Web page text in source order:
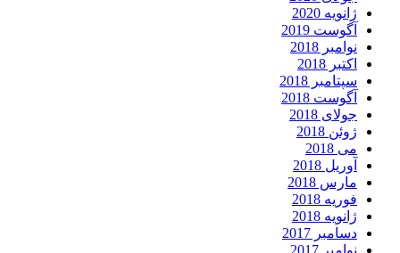
ژانویه 2020
آگوست 2019
نوامبر 2018
اکتبر 2018
سپتامبر 2018
آگوست 2018
جولای 2018
ژوئن 2018
می 2018
آوریل 2018
مارس 2018
فوریه 2018
ژانویه 2018
دسامبر 2017
نوامبر 2017